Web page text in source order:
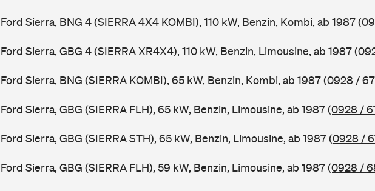
Ford Sierra, BNG 4 (SIERRA 4X4 KOMBI), 110 kW, Benzin, Kombi, ab 1987
Ford Sierra, GBG 4 (SIERRA XR4X4), 110 kW, Benzin, Limousine, ab 1987
Ford Sierra, BNG (SIERRA KOMBI), 65 kW, Benzin, Kombi, ab 1987(0928 /
Ford Sierra, GBG (SIERRA FLH), 65 kW, Benzin, Limousine, ab 1987(0928 /
Ford Sierra, GBG (SIERRA STH), 65 kW, Benzin, Limousine, ab 1987(0928 /
Ford Sierra, GBG (SIERRA FLH), 59 kW, Benzin, Limousine, ab 1987(0928 /